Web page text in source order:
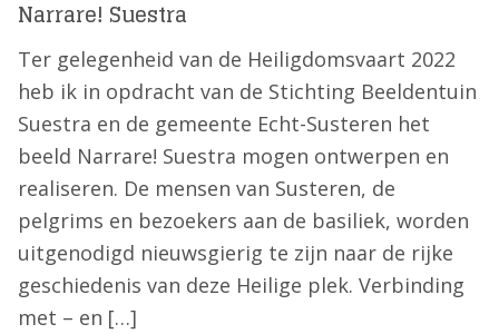
Narrare! Suestra
Ter gelegenheid van de Heiligdomsvaart 2022
heb ik in opdracht van de Stichting Beeldentuin
Suestra en de gemeente Echt-Susteren het
beeld Narrare! Suestra mogen ontwerpen en
realiseren. De mensen van Susteren, de
pelgrims en bezoekers aan de basiliek, worden
uitgenodigd nieuwsgierig te zijn naar de rijke
geschiedenis van deze Heilige plek. Verbinding
met – en […]